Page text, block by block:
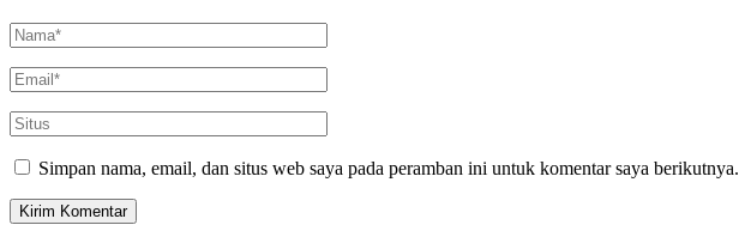
Simpan nama, email, dan situs web saya pada peramban ini untuk komentar saya berikutnya.